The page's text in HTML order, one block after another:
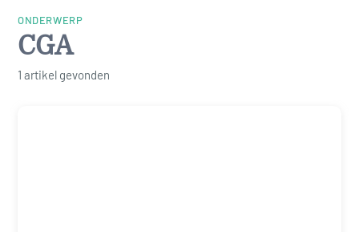
ONDERWERP
CGA
1 artikel gevonden